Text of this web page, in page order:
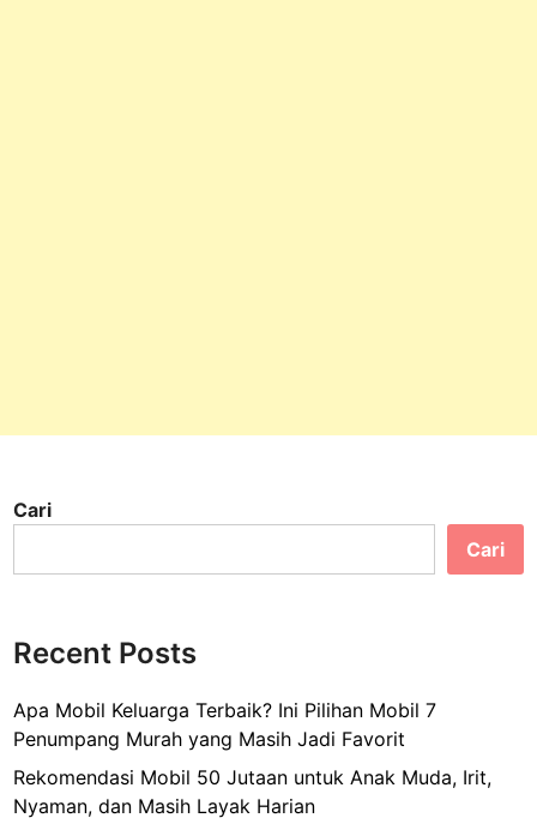
Cari
Cari
Recent Posts
Apa Mobil Keluarga Terbaik? Ini Pilihan Mobil 7
Penumpang Murah yang Masih Jadi Favorit
Rekomendasi Mobil 50 Jutaan untuk Anak Muda, Irit,
Nyaman, dan Masih Layak Harian